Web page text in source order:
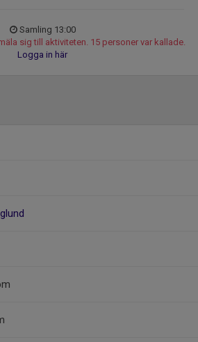
Samling 13:00
sig till aktiviteten. 15 personer var kallade.
Logga in här